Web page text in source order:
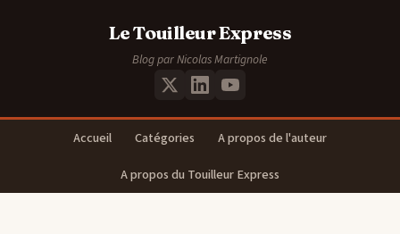
Le Touilleur Express
Blog par Nicolas Martignole
Accueil Catégories
A propos de l'auteur
A propos du Touilleur Express